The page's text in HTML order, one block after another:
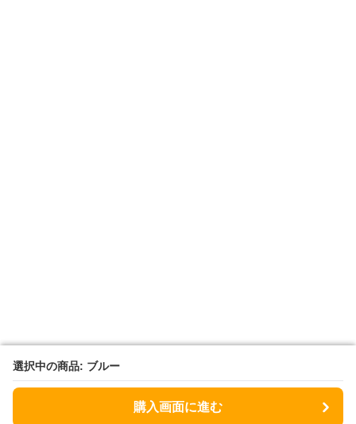
選択中の商品: ブルー
購入画面に進む
選択中の商品: ブルー
購入画面に進む